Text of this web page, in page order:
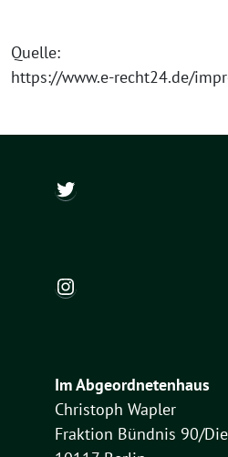
Quelle:
https://www.e-recht24.de/
@ch_wapler
Instagram
Im Abgeordnetenhaus
Christoph Wapler
Fraktion Bündnis 90/